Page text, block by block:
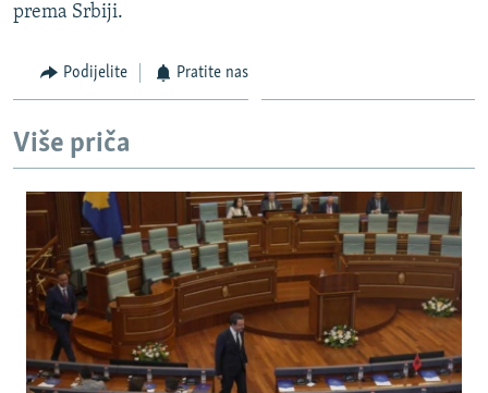
GENOCID U SREBRENICI
POST SCRIPTUM
MOJA EVROPA
TRI DECENIJE OD RATA U BIH
SVE KARTE DEJTONA
NASTANAK I RASPAD JUGOSLAVIJE
prema Srbiji.
Podijelite Pratite nas
Više priča